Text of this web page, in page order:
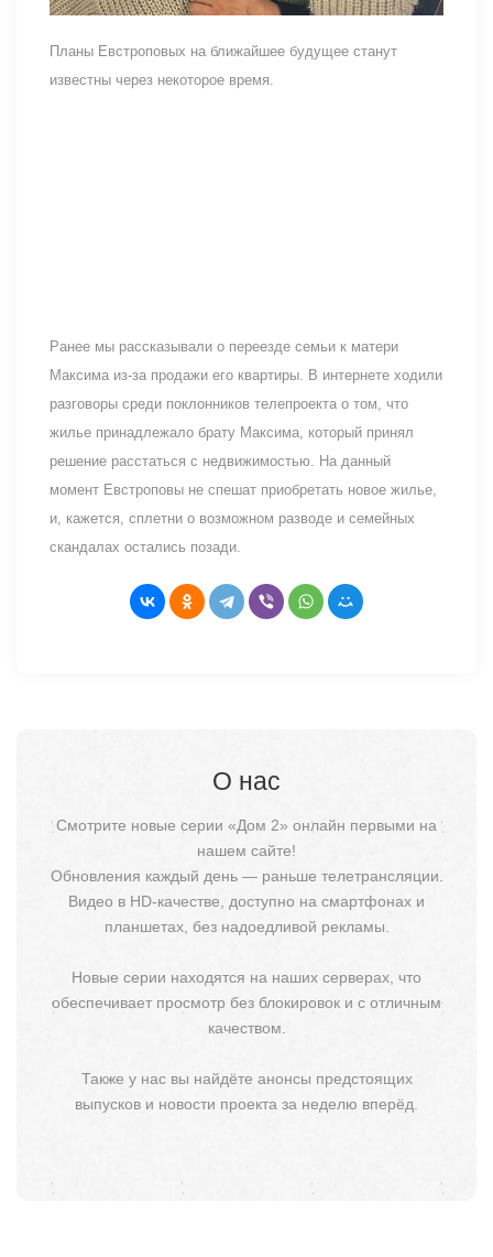
Планы Евстроповых на ближайшее будущее станут
известны через некоторое время.
Ранее мы рассказывали о переезде семьи к матери
Максима из-за продажи его квартиры. В интернете ходили
разговоры среди поклонников телепроекта о том, что
жилье принадлежало брату Максима, который принял
решение расстаться с недвижимостью. На данный
момент Евстроповы не спешат приобретать новое жилье,
и, кажется, сплетни о возможном разводе и семейных
скандалах остались позади.
О нас
Смотрите новые серии «Дом 2» онлайн первыми на
нашем сайте!
Обновления каждый день — раньше телетрансляции.
Видео в HD-качестве, доступно на смартфонах и
планшетах, без надоедливой рекламы.
Новые серии находятся на наших серверах, что
обеспечивает просмотр без блокировок и с отличным
качеством.
Также у нас вы найдёте анонсы предстоящих
выпусков и новости проекта за неделю вперёд.